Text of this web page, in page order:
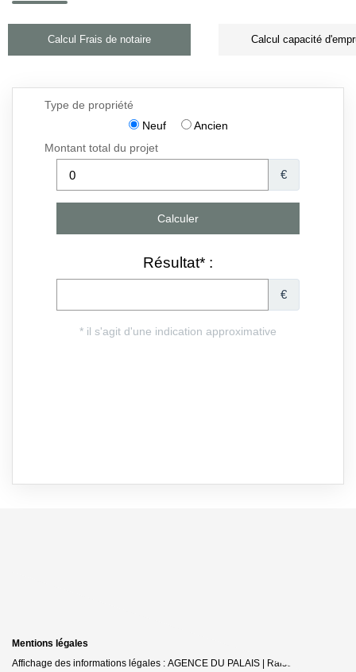
Calcul Frais de notaire Calcul capacité
Mentions légales
Affichage des informations légales : AGENCE DU PALAIS | Raison